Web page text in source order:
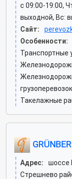
c 09:00-19:00,
выходной, Вс:
Сайт:
Особенности:
Транспортные
Такелажные
Адрес:
шоссе
Стрешнево